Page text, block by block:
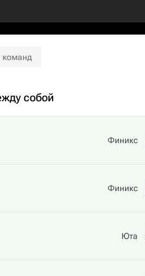
команд
собой
Финикс
Финикс
Юта